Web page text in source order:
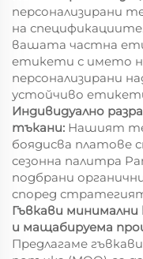
персонализирани
на
вашата частна
етикети с името
персонализирани
устойчиво
Индивидуално
тъкани: Нашият
боядисва платове
сезонна палитра
подбрани
според
Гъвкави минимални
и мащабируема
Предлагаме